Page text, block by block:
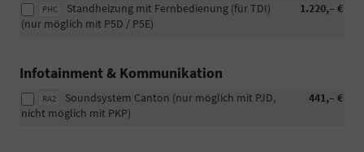
PHC 1.220,– €
Standheizung mit Fernbedienung (für TDI)
(nur möglich mit P5D / P5E)
Infotainment & Kommunikation
RA2 441,– €
Soundsystem Canton (nur möglich mit PJD,
nicht möglich mit PKP)